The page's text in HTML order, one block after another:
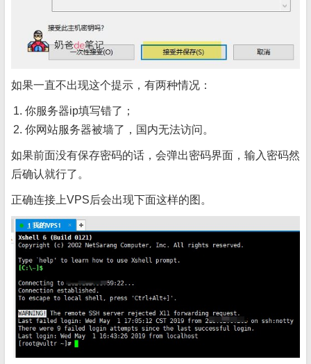
如果一直不出现这个提示，有两种情况：
你服务器ip填写错了；
你网站服务器被墙了，国内无法访问。
如果前面没有保存密码的话，会弹出密码界面，输入密码然
后确认就行了。
正确连接上VPS后会出现下面这样的图。